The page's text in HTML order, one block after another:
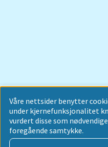
Våre nettsider benytter
under kjernefunksjonalitet
vurdert disse som
foregående samtykke.